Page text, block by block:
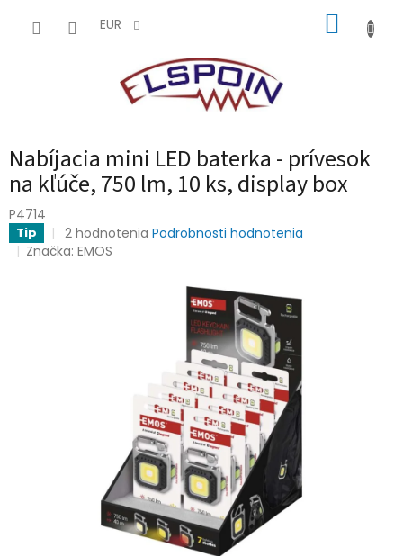
EUR
Nabíjacia mini LED baterka - prívesok
na kľúče, 750 lm, 10 ks, display box
P4714
Tip
Priemerné
hodnotenie
2 hodnotenia Podrobnosti hodnotenia
Značka:EMOS